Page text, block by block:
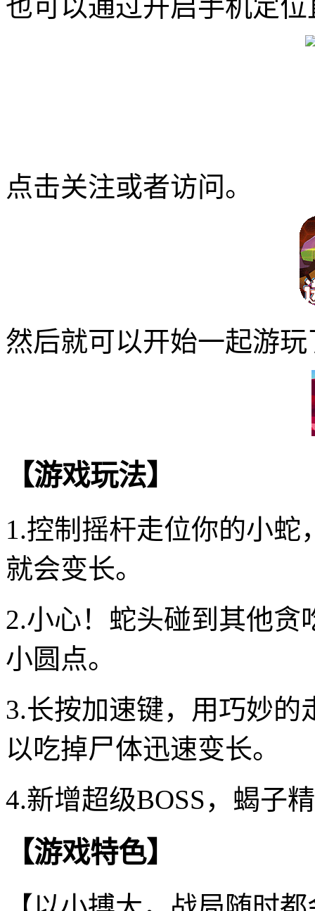
也可以通过开启手机定
点击关注或者访问。
然后就可以开始一起游玩
【游戏玩法】
1.控制摇杆走位你的小
就会变长。
2.小心！蛇头碰到其他
小圆点。
3.长按加速键，用巧妙
以吃掉尸体迅速变长。
4.新增超级BOSS，蝎子
【游戏特色】